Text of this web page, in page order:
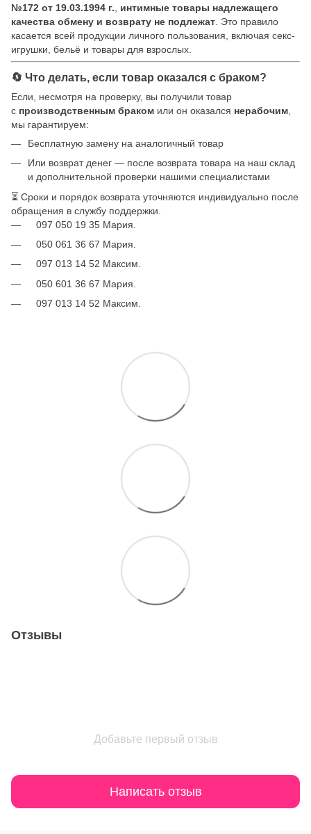
№172 от 19.03.1994 г.
интимные товары надлежащего
качества обмену и возврату не подлежат . Это правило
касается всей продукции личного пользования, включая секс-
игрушки, бельё и товары для взрослых.
🔄 Что делать, если товар оказался с браком?
Если, несмотря на проверку, вы получили товар
с производственным браком или он оказался нерабочим
мы гарантируем:
Бесплатную замену на аналогичный товар
Или возврат денег — после возврата товара на наш склад
и дополнительной проверки нашими специалистами
⏳ Сроки и порядок возврата уточняются индивидуально после
обращения в службу поддержки.
097 050 19 35 Мария.
050 061 36 67 Мария.
097 013 14 52 Максим.
050 601 36 67 Мария.
097 013 14 52 Максим.
Отзывы
Добавьте первый отзыв
Написать отзыв